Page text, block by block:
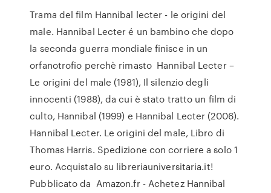
Trama del film Hannibal lecter - le origini del
male. Hannibal Lecter é un bambino che dopo
la seconda guerra mondiale finisce in un
orfanotrofio perchè rimasto Hannibal Lecter –
Le origini del male (1981), Il silenzio degli
innocenti (1988), da cui è stato tratto un film di
culto, Hannibal (1999) e Hannibal Lecter (2006).
Hannibal Lecter. Le origini del male, Libro di
Thomas Harris. Spedizione con corriere a solo 1
euro. Acquistalo su libreriauniversitaria.it!
Pubblicato da Amazon.fr - Achetez Hannibal